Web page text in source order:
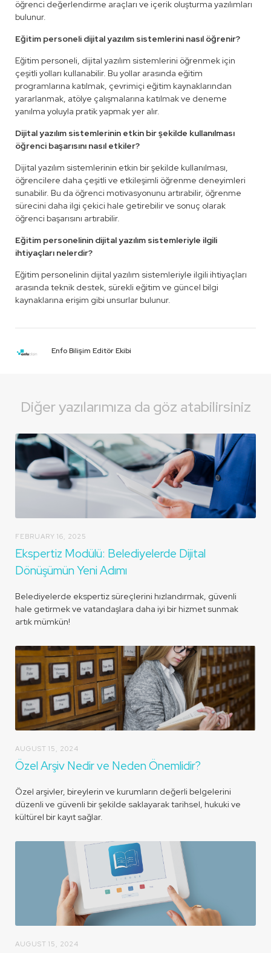
öğrenci değerlendirme araçları ve içerik oluşturma yazılımları
bulunur.
Eğitim personeli dijital yazılım sistemlerini nasıl öğrenir?
Eğitim personeli, dijital yazılım sistemlerini öğrenmek için
çeşitli yolları kullanabilir. Bu yollar arasında eğitim
programlarına katılmak, çevrimiçi eğitim kaynaklarından
yararlanmak, atölye çalışmalarına katılmak ve deneme
yanılma yoluyla pratik yapmak yer alır.
Dijital yazılım sistemlerinin etkin bir şekilde kullanılması
öğrenci başarısını nasıl etkiler?
Dijital yazılım sistemlerinin etkin bir şekilde kullanılması,
öğrencilere daha çeşitli ve etkileşimli öğrenme deneyimleri
sunabilir. Bu da öğrenci motivasyonunu artırabilir, öğrenme
sürecini daha ilgi çekici hale getirebilir ve sonuç olarak
öğrenci başarısını artırabilir.
Eğitim personelinin dijital yazılım sistemleriyle ilgili
ihtiyaçları nelerdir?
Eğitim personelinin dijital yazılım sistemleriyle ilgili ihtiyaçları
arasında teknik destek, sürekli eğitim ve güncel bilgi
kaynaklarına erişim gibi unsurlar bulunur.
Enfo Bilişim Editör Ekibi
Diğer yazılarımıza da göz atabilirsiniz
FEBRUARY 16, 2025
Ekspertiz Modülü: Belediyelerde Dijital
Dönüşümün Yeni Adımı
Belediyelerde ekspertiz süreçlerini hızlandırmak, güvenli
hale getirmek ve vatandaşlara daha iyi bir hizmet sunmak
artık mümkün!
AUGUST 15, 2024
Özel Arşiv Nedir ve Neden Önemlidir?
Özel arşivler, bireylerin ve kurumların değerli belgelerini
düzenli ve güvenli bir şekilde saklayarak tarihsel, hukuki ve
kültürel bir kayıt sağlar.
AUGUST 15, 2024